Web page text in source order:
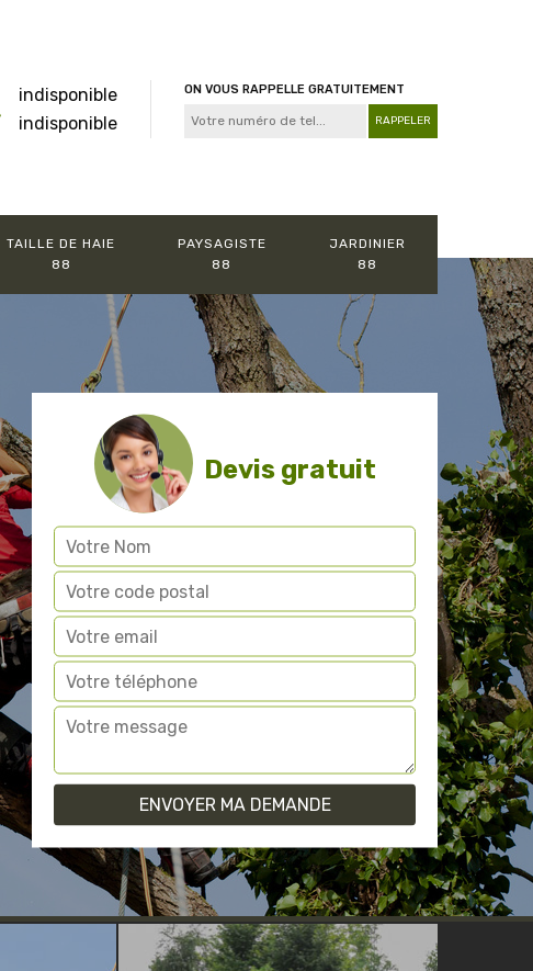
indisponible
indisponible
ON VOUS RAPPELLE GRATUITEMENT
TAILLE DE HAIE
88
PAYSAGISTE
88
JARDINIER
88
Devis gratuit